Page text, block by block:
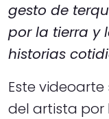
gesto de
por la tierra y
historias
Este
del artista por